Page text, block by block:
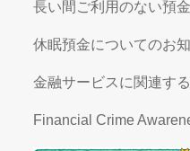
長い間ご利用のない預
休眠預金についてのお
金融サービスに関連す
Financial Crime